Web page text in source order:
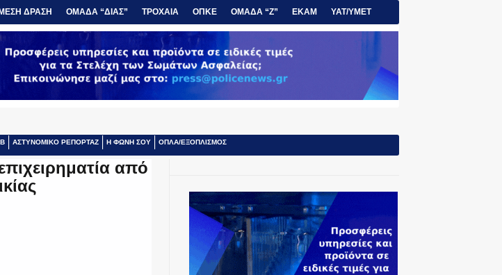
ΔΡΑΣΗ ΟΜΑΔΑ “ΔΙΑΣ” ΤΡΟΧΑΙΑ ΟΠΚΕ ΟΜΑΔΑ “Ζ” ΕΚΑΜ ΥΑΤ/ΥΜΕΤ
ΑΣΤΥΝΟΜΙΚΟ ΡΕΠΟΡΤΑΖ Η ΦΩΝΗ ΣΟΥ ΟΠΛΑ/ΕΞΟΠΛΙΣΜΟΣ
από